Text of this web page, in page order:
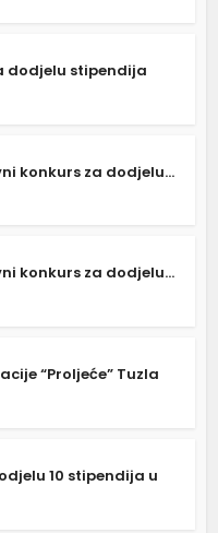
dodjelu stipendija
konkurs za dodjelu...
konkurs za dodjelu...
“Proljeće” Tuzla
10 stipendija u